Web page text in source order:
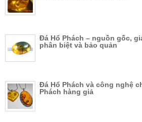
Đá Hổ Phách – nguồn gốc,
phân biệt và bảo quản
Đá Hổ Phách và công nghệ
Phách hàng giả